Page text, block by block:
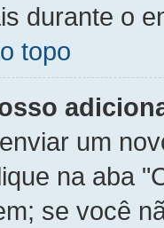
durante o
topo
um
na aba
se você